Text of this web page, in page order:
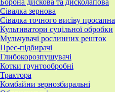
Сівалка зернова
Сівалка точного висіву просапна
Культиватори суцільної обробки
Мульчувачі рослинних решток
Прес-підбирачі
Глибокорозпушувачі
Котки ґрунтообробні
Трактора
Комбайни зернозбиральні